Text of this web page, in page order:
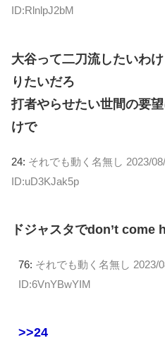
ID:RlnlpJ2bM
大谷って二刀流したいわ
りたいだろ
打者やらせたい世間の要
けで
24: それでも動く名無し 2023/
ID:uD3KJak5p
ドジャスタでdon’t come
76: それでも動く名無し 2023/
ID:6VnYBwYIM
>>24